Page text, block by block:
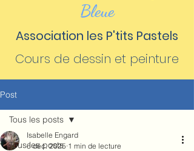
Bleue
Association les P'tits Pastels
Cours de dessin et peinture
Post
Tous les posts
Tous les posts
Isabelle Engard
6 déc. 2025 1 min de lecture